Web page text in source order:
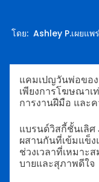
โดย: Ashley P.เผยแพ
แคมเปญวันพ่อขอ
เพียงการโฆษณา
การงานฝีมือ และ
แบรนด์วิสกี้ชั้นเลิศ
ผสานกันที่เข้มแข็
ช่วงเวลาที่เหมาะ
บายและสุภาพดีใจ